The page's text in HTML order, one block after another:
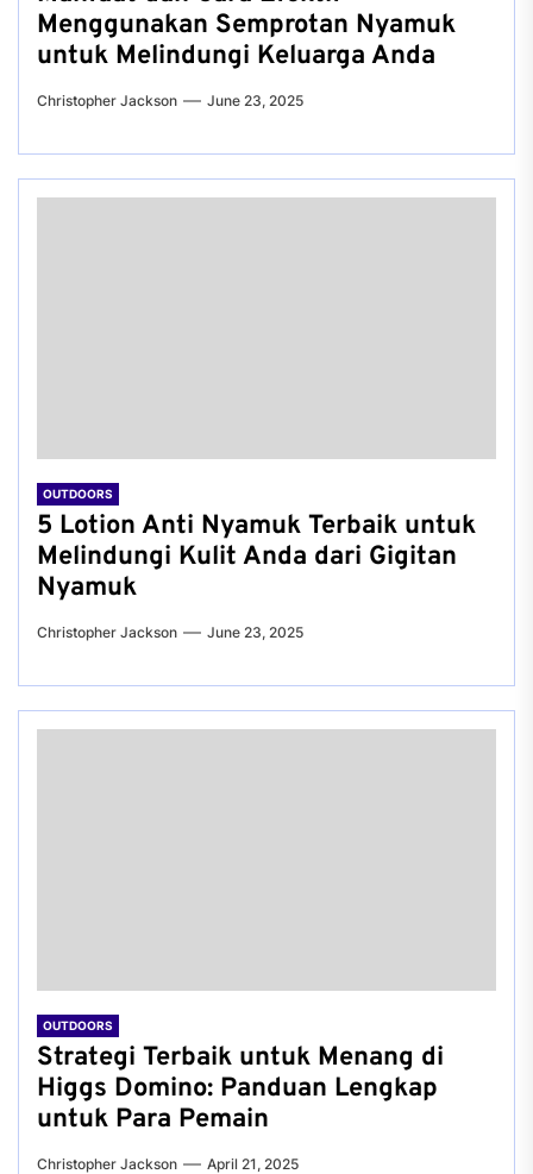
Menggunakan Semprotan Nyamuk
untuk Melindungi Keluarga Anda
Christopher Jackson June 23, 2025
OUTDOORS
5 Lotion Anti Nyamuk Terbaik untuk
Melindungi Kulit Anda dari Gigitan
Nyamuk
Christopher Jackson June 23, 2025
OUTDOORS
Strategi Terbaik untuk Menang di
Higgs Domino: Panduan Lengkap
untuk Para Pemain
Christopher Jackson April 21, 2025